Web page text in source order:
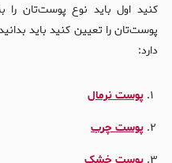
کنید اول باید نوع پوست‌تان را
پوست‌تان را تعیین کنید باید
دارد:
پوست نرمال
پوست چرب